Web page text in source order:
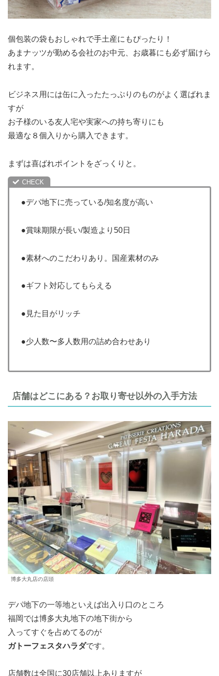
個包装の袋もおしゃれで手土産にもぴったり！
あまナッツが勤める会社のお中元、お歳暮にも必ず届けら
れます。
ビジネス用には缶に入ったたっぷりのものがよく選ばれま
すが
お子様のいる友人宅や実家への持ち寄りにも
最適な８個入りから購入できます。
まずは喜ばれポイントをざっくりと。
●デパ地下に売っている/知名度が高い
●賞味期限が長い/製造より50日
●素材へのこだわりあり。国産素材のみ
●ギフト対応してもらえる
●見た目がリッチ
●少人数〜多人数用の詰め合わせあり
店舗はどこにある？お取り寄せ以外の入手方法
博多大丸店の店頭
デパ地下の一等地といえば出入り口のところ
福岡では博多大丸地下の地下街から
入ってすぐを占めてるのが
ガトーフェスタハラダです。
店舗数は全国に30店舗以上ありますが